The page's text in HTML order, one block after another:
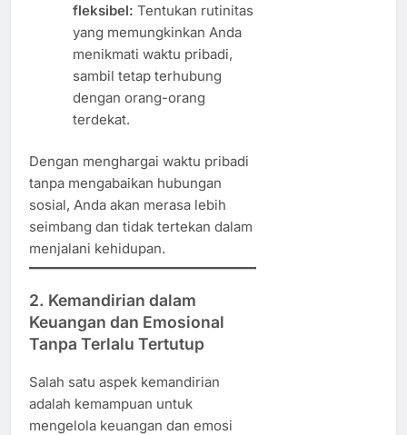
fleksibel: Tentukan rutinitas
yang memungkinkan Anda
menikmati waktu pribadi,
sambil tetap terhubung
dengan orang-orang
terdekat.
Dengan menghargai waktu pribadi
tanpa mengabaikan hubungan
sosial, Anda akan merasa lebih
seimbang dan tidak tertekan dalam
menjalani kehidupan.
2. Kemandirian dalam
Keuangan dan Emosional
Tanpa Terlalu Tertutup
Salah satu aspek kemandirian
adalah kemampuan untuk
mengelola keuangan dan emosi